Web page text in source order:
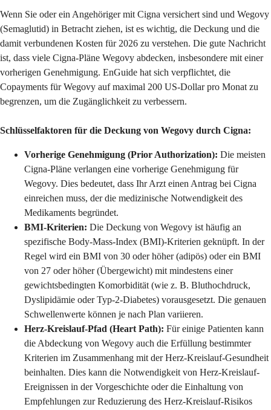
Wenn Sie oder ein Angehöriger mit Cigna versichert sind und Wegovy
(Semaglutid) in Betracht ziehen, ist es wichtig, die Deckung und die
damit verbundenen Kosten für 2026 zu verstehen. Die gute Nachricht
ist, dass viele Cigna-Pläne Wegovy abdecken, insbesondere mit einer
vorherigen Genehmigung. EnGuide hat sich verpflichtet, die
Copayments für Wegovy auf maximal 200 US-Dollar pro Monat zu
begrenzen, um die Zugänglichkeit zu verbessern.
Schlüsselfaktoren für die Deckung von Wegovy durch Cigna:
Vorherige Genehmigung (Prior Authorization): Die meisten
Cigna-Pläne verlangen eine vorherige Genehmigung für
Wegovy. Dies bedeutet, dass Ihr Arzt einen Antrag bei Cigna
einreichen muss, der die medizinische Notwendigkeit des
Medikaments begründet.
BMI-Kriterien: Die Deckung von Wegovy ist häufig an
spezifische Body-Mass-Index (BMI)-Kriterien geknüpft. In der
Regel wird ein BMI von 30 oder höher (adipös) oder ein BMI
von 27 oder höher (Übergewicht) mit mindestens einer
gewichtsbedingten Komorbidität (wie z. B. Bluthochdruck,
Dyslipidämie oder Typ-2-Diabetes) vorausgesetzt. Die genauen
Schwellenwerte können je nach Plan variieren.
Herz-Kreislauf-Pfad (Heart Path): Für einige Patienten kann
die Abdeckung von Wegovy auch die Erfüllung bestimmter
Kriterien im Zusammenhang mit der Herz-Kreislauf-Gesundheit
beinhalten. Dies kann die Notwendigkeit von Herz-Kreislauf-
Ereignissen in der Vorgeschichte oder die Einhaltung von
Empfehlungen zur Reduzierung des Herz-Kreislauf-Risikos